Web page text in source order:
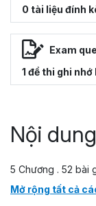
0 tài liệu đính
Exam
1 đề thi ghi
Nội
5 Chương . 52 bài
Mở rộng tất cả